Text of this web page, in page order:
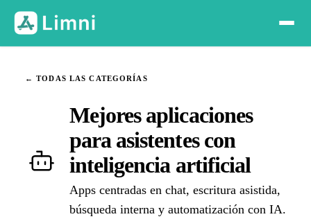
← TODAS LAS CATEGORÍAS
Mejores aplicaciones
para asistentes con
inteligencia artificial
Apps centradas en chat, escritura asistida,
búsqueda interna y automatización con IA.